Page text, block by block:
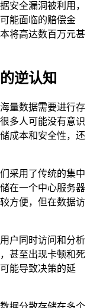
安全漏洞被利用，
能面临的赔偿金
将高达数百万元甚
逆认知
量数据需要进行存
多人可能没有意识
成本和安全性，还
采用了传统的集中
在一个中心服务器
方便，但在数据访
户同时访问和分析
甚至出现卡顿和死
能导致决策的延